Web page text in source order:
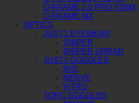
O-FRAME 2.0 PRO XSMX
O-FRAME MX
OPTICS
JUST1 EYEWEAR
SNIPER
SNIPER URBAN
JUST1 GOGGLES
IRIS
NERVE
VITRO
TORC GOGGLES